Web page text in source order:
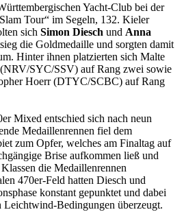
Yacht-Club bei der
Tour“ im Segeln, 132. Kieler
sich Simon Diesch und Anna
die Goldmedaille und sorgten damit
Hinter ihnen platzierten sich Malte
SYC/SSV) auf Rang zwei sowie
Hoerr (DTYC/SCBC) auf Rang
Mixed entschied sich nach neun
Medaillenrennen fiel dem
zum Opfer, welches am Finaltag auf
Brise aufkommen ließ und
die Medaillenrennen
470er-Feld hatten Diesch und
konstant gepunktet und dabei
Leichtwind-Bedingungen überzeugt.